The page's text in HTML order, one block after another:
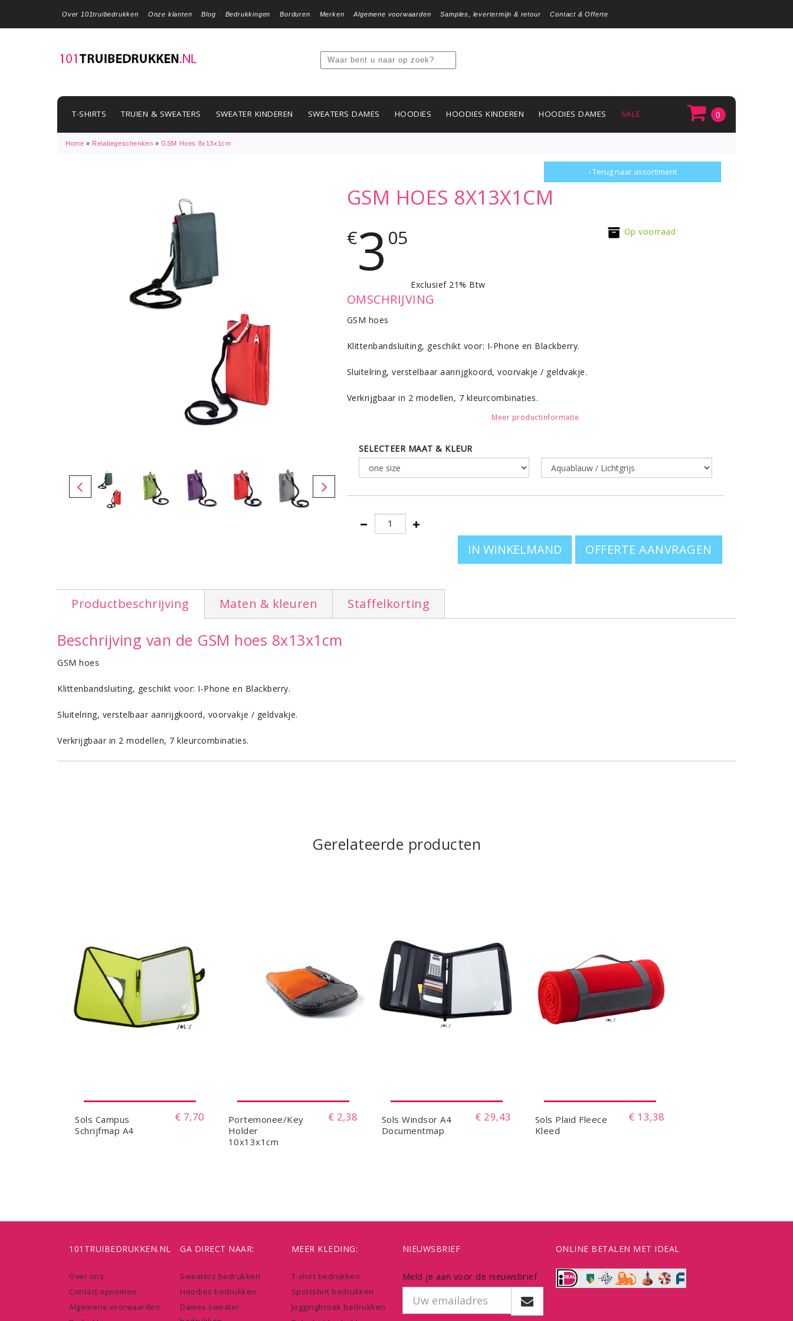
Over 101truibedrukken Onze klanten Blog Bedrukkingen Borduren Merken Algemene voorwaarden Samples, levertermijn & retour Contact & Offerte
T-SHIRTS TRUIEN & SWEATERS SWEATER KINDEREN SWEATERS DAMES HOODIES HOODIES KINDEREN HOODIES DAMES SALE 0
Home » Relatiegeschenken »GSM Hoes 8x13x1cm
‹ Terug naar assortiment
GSM HOES 8X13X1CM
€3 05
Exclusief 21% Btw
Op voorraad
OMSCHRIJVING
GSM hoes
Klittenbandsluiting, geschikt voor: I-Phone en Blackberry.
Sluitelring, verstelbaar aanrijgkoord, voorvakje / geldvakje.
Verkrijgbaar in 2 modellen, 7 kleurcombinaties.
Meer productinformatie
SELECTEER MAAT & KLEUR
OFFERTE AANVRAGEN
Productbeschrijving Maten & kleuren Staffelkorting
Beschrijving van de GSM hoes 8x13x1cm
GSM hoes
Klittenbandsluiting, geschikt voor: I-Phone en Blackberry.
Sluitelring, verstelbaar aanrijgkoord, voorvakje / geldvakje.
Verkrijgbaar in 2 modellen, 7 kleurcombinaties.
Gerelateerde producten
Sols Campus
Schrijfmap A4
€ 7,70
Portemonee/Key
Holder
10x13x1cm
€ 2,38
Sols Windsor A4
Documentmap
€ 29,43
Sols Plaid Fleece
Kleed
€ 13,38
101TRUIBEDRUKKEN.NL
Over ons
Contact opnemen
Algemene voorwaarden
GA DIRECT NAAR:
Sweaters bedrukken
Hoodies bedrukken
Dames sweater
MEER KLEDING:
T-shirt bedrukken
Sportshirt bedrukken
Joggingbroek bedrukken
NIEUWSBRIEF
Meld je aan voor de nieuwsbrief
ONLINE BETALEN MET IDEAL